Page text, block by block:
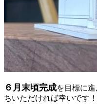
６月末頃完成を目標に
ちいただければ幸いです！